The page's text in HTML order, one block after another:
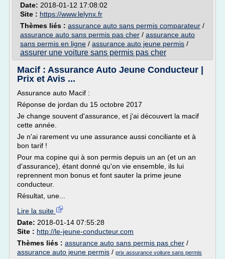
Date: 2018-01-12 17:08:02
Site : https://www.lelynx.fr
Thèmes liés : assurance auto sans permis comparateur /
assurance auto sans permis pas cher / assurance auto
sans permis en ligne / assurance auto jeune permis /
assurer une voiture sans permis pas cher
Macif : Assurance Auto Jeune Conducteur |
Prix et Avis ...
Assurance auto Macif :
Réponse de jordan du 15 octobre 2017
Je change souvent d'assurance, et j'ai découvert la macif
cette année.
Je n'ai rarement vu une assurance aussi conciliante et à
bon tarif !
Pour ma copine qui à son permis depuis un an (et un an
d'assurance), étant donné qu'on vie ensemble, ils lui
reprennent mon bonus et font sauter la prime jeune
conducteur.
Résultat, une...
Lire la suite
Date: 2018-01-14 07:55:28
Site : http://le-jeune-conducteur.com
Thèmes liés : assurance auto sans permis pas cher /
assurance auto jeune permis / prix assurance voiture sans permis